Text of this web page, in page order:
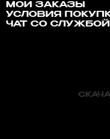
МОИ ЗАКАЗЫ
УСЛОВИЯ
ЧАТ СО